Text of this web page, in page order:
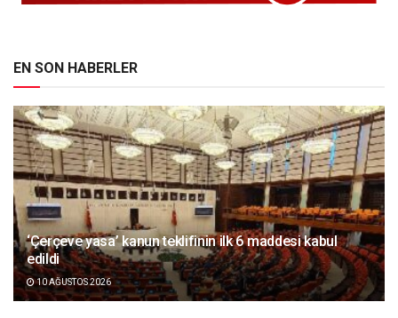
EN SON HABERLER
‘Çerçeve yasa’ kanun teklifinin ilk 6 maddesi kabul
edildi
10 AĞUSTOS 2026